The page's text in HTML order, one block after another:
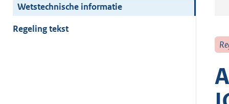
Wetstechnische informatie
Regeling tekst